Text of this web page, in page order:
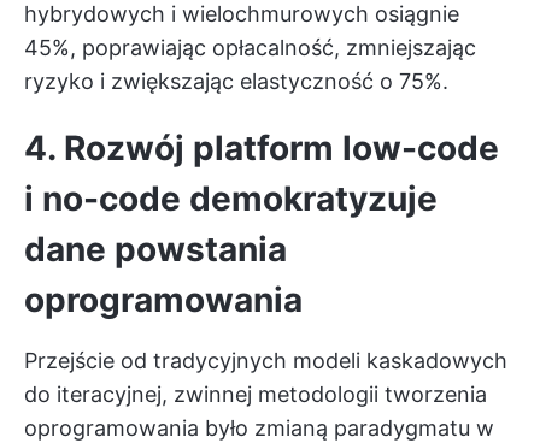
hybrydowych i wielochmurowych osiągnie
45%, poprawiając opłacalność, zmniejszając
ryzyko i zwiększając elastyczność o 75%.
4. Rozwój platform low-code
i no-code demokratyzuje
dane powstania
oprogramowania
Przejście od tradycyjnych modeli kaskadowych
do iteracyjnej, zwinnej metodologii tworzenia
oprogramowania było zmianą paradygmatu w